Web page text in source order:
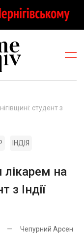
студент з
ІНДІЯ
на
з Індії
— Чепурний Арсен